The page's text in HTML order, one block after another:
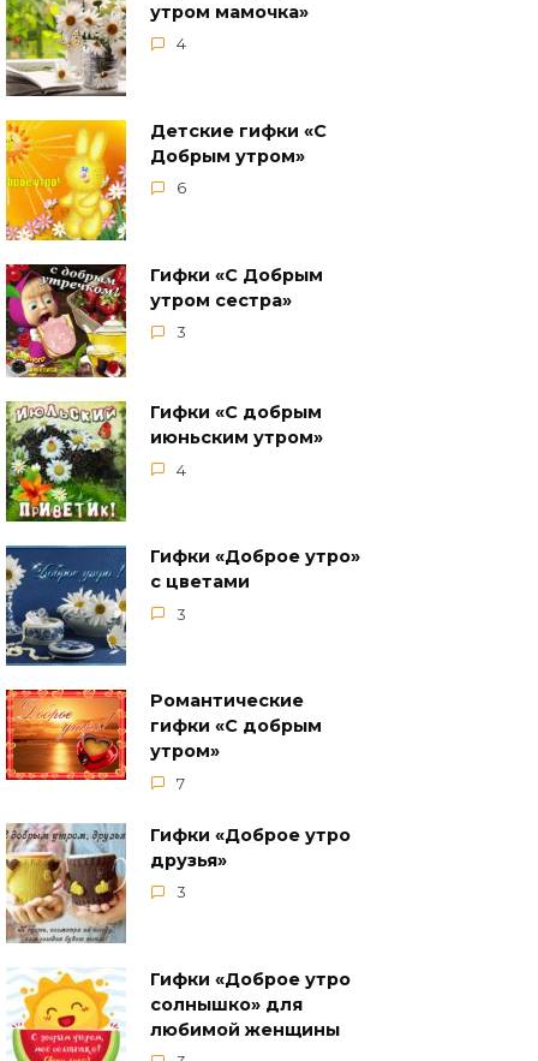
утром мамочка»
4
Детские гифки «С
Добрым утром»
6
Гифки «С Добрым
утром сестра»
3
Гифки «С добрым
июньским утром»
4
Гифки «‎Доброе утро»‎
с цветами
3
Романтические
гифки «С добрым
утром»
7
Гифки «Доброе утро
друзья»
3
Гифки «Доброе утро
солнышко» для
любимой женщины